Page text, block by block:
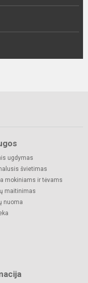
ugdymas
švietimas
mokiniams ir tėvams
maitinimas
nuoma